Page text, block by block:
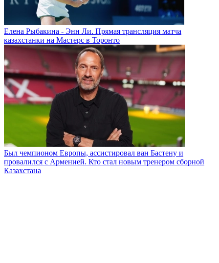
Елена Рыбакина - Энн Ли. Прямая трансляция матча
казахстанки на Мастерс в Торонто
Был чемпионом Европы, ассистировал ван Бастену и
провалился с Арменией. Кто стал новым тренером сборной
Казахстана